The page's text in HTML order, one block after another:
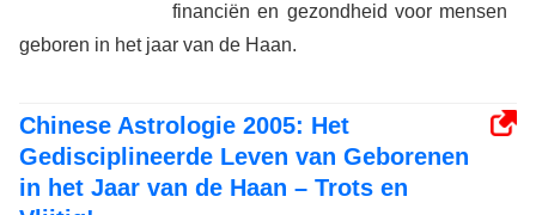
financiën en gezondheid voor mensen
geboren in het jaar van de Haan.
Chinese Astrologie 2005: Het
Gedisciplineerde Leven van Geborenen
in het Jaar van de Haan – Trots en